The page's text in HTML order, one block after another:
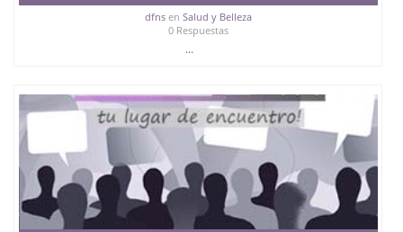
dfnsen Salud y Belleza
0 Respuestas
...